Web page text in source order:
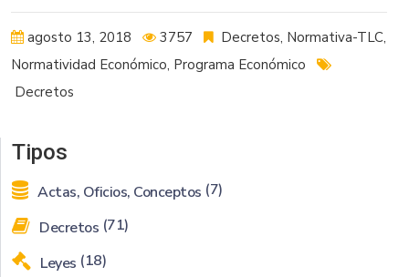
agosto 13, 2018 3757 Decretos, Normativa-TLC,
Normatividad Económico, Programa Económico
Decretos
Tipos
Actas, Oficios, Conceptos (7)
Decretos (71)
Leyes (18)